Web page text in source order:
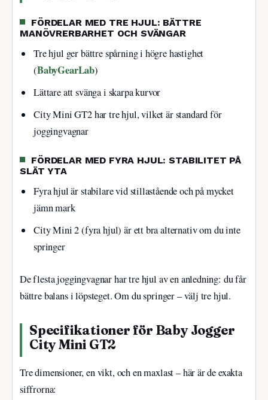
FÖRDELAR MED TRE HJUL: BÄTTRE
MANÖVRERBARHET OCH SVÄNGAR
Tre hjul ger bättre spårning i högre hastighet
(BabyGearLab)
Lättare att svänga i skarpa kurvor
City Mini GT2 har tre hjul, vilket är standard för
joggingvagnar
FÖRDELAR MED FYRA HJUL: STABILITET PÅ
SLÄT YTA
Fyra hjul är stabilare vid stillastående och på mycket
jämn mark
City Mini 2 (fyra hjul) är ett bra alternativ om du inte
springer
De flesta joggingvagnar har tre hjul av en anledning: du får
bättre balans i löpsteget. Om du springer – välj tre hjul.
Specifikationer för Baby Jogger
City Mini GT2
Tre dimensioner, en vikt, och en maxlast – här är de exakta
siffrorna: